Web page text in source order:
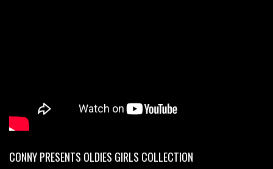
CONNY PRESENTS OLDIES GIRLS COLLECTION